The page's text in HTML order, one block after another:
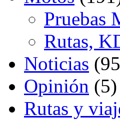
Pruebas
Rutas,
Noticias
Opinión (5)
Rutas y